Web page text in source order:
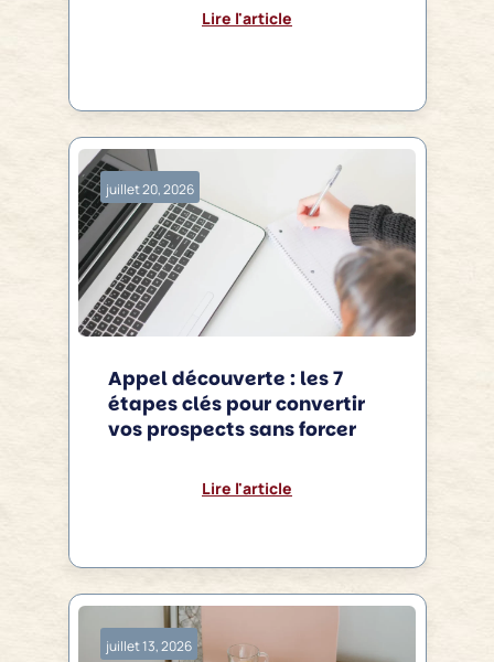
Lire l'article
juillet 20, 2026
Appel découverte : les 7
étapes clés pour convertir
vos prospects sans forcer
Lire l'article
juillet 13, 2026